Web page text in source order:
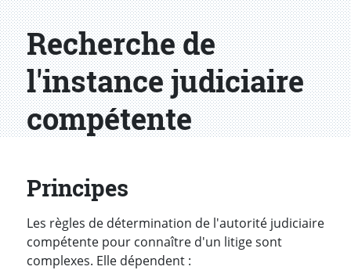
Recherche de
l'instance judiciaire
compétente
Principes
Les règles de détermination de l'autorité judiciaire
compétente pour connaître d'un litige sont
complexes. Elle dépendent :